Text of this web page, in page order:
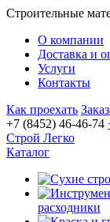
Строительные
О компании
Доставка и
Услуги
Контакты
Как проехать
+7 (8452) 46-46-74
Строй Легко
Каталог
расходники